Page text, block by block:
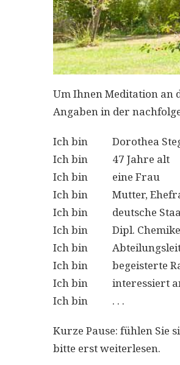
Um Ihnen Meditation an
Angaben in der
Ich bin Dorothea
Ich bin 47 Jahre alt
Ich bin eine Frau
Ich bin Mutter,
Ich bin deutsche
Ich bin Dipl.
Ich bin
Ich bin begeisterte
Ich bin interessiert an
Ich bin . . .
Kurze Pause: fühlen Sie
bitte erst weiterlesen.